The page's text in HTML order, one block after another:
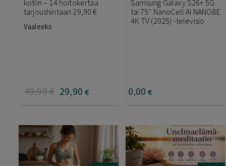
kotiin – 14 hoitokertaa
tarjoushintaan 29,90 €
Vaaleeks
49,90€ 29,90 €
Samsung Galaxy S26+ 5G
tai 75″ NanoCell AI NANO8E
4K TV (2025) -televisio
0,00 €